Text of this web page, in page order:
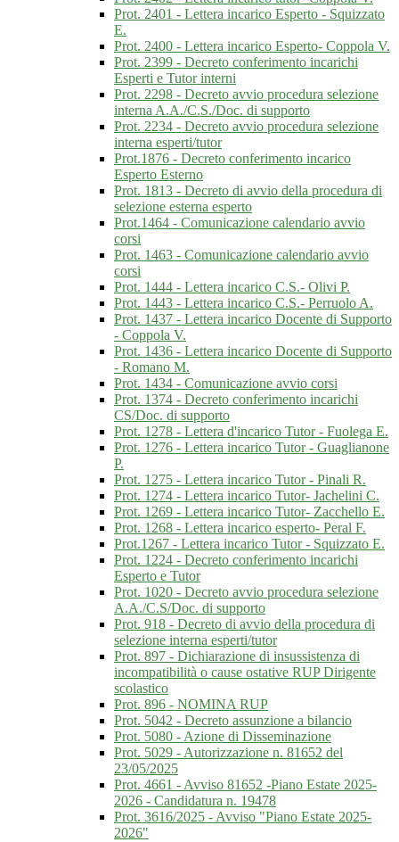
Prot. 2401 - Lettera incarico Esperto - Squizzato
E.
Prot. 2400 - Lettera incarico Esperto- Coppola V.
Prot. 2399 - Decreto conferimento incarichi
Esperti e Tutor interni
Prot. 2298 - Decreto avvio procedura selezione
interna A.A./C.S./Doc. di supporto
Prot. 2234 - Decreto avvio procedura selezione
interna esperti/tutor
Prot.1876 - Decreto conferimento incarico
Esperto Esterno
Prot. 1813 - Decreto di avvio della procedura di
selezione esterna esperto
Prot.1464 - Comunicazione calendario avvio
corsi
Prot. 1463 - Comunicazione calendario avvio
corsi
Prot. 1444 - Lettera incarico C.S.- Olivi P.
Prot. 1443 - Lettera incarico C.S.- Perruolo A.
Prot. 1437 - Lettera incarico Docente di Supporto
- Coppola V.
Prot. 1436 - Lettera incarico Docente di Supporto
- Romano M.
Prot. 1434 - Comunicazione avvio corsi
Prot. 1374 - Decreto conferimento incarichi
CS/Doc. di supporto
Prot. 1278 - Lettera d'incarico Tutor - Fuolega E.
Prot. 1276 - Lettera incarico Tutor - Guaglianone
P.
Prot. 1275 - Lettera incarico Tutor - Pinali R.
Prot. 1274 - Lettera incarico Tutor- Jachelini C.
Prot. 1269 - Lettera incarico Tutor- Zacchello E.
Prot. 1268 - Lettera incarico esperto- Peral F.
Prot.1267 - Lettera incarico Tutor - Squizzato E.
Prot. 1224 - Decreto conferimento incarichi
Esperto e Tutor
Prot. 1020 - Decreto avvio procedura selezione
A.A./C.S/Doc. di supporto
Prot. 918 - Decreto di avvio della procedura di
selezione interna esperti/tutor
Prot. 897 - Dichiarazione di insussistenza di
incompatibilità o cause ostative RUP Dirigente
scolastico
Prot. 896 - NOMINA RUP
Prot. 5042 - Decreto assunzione a bilancio
Prot. 5080 - Azione di Disseminazione
Prot. 5029 - Autorizzazione n. 81652 del
23/05/2025
Prot. 4661 - Avviso 81652 -Piano Estate 2025-
2026 - Candidatura n. 19478
Prot. 3616/2025 - Avviso "Piano Estate 2025-
2026"